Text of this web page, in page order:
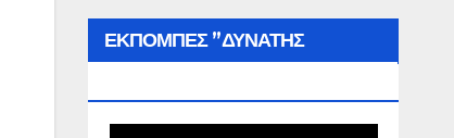
ΕΚΠΟΜΠΕΣ ”ΔΥΝΑΤΗΣ